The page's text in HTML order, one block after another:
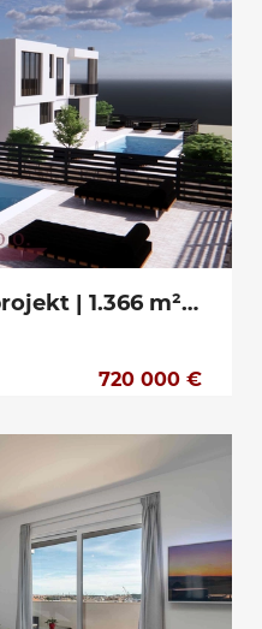
Klis – Investicijski projekt | 1.366 m² zemljišta s dvije građevinske dozvole za luksuzne vile - 720.000 €
720 000 €